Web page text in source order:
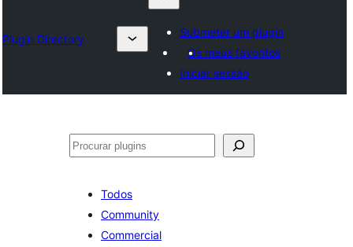
Plugin Directory
Submeter um plugin
Os meus favoritos
Iniciar sessão
Pesquisar
Todos
Community
Commercial